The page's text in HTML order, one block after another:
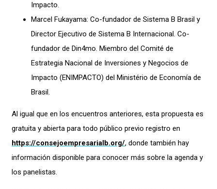
Impacto.
Marcel Fukayama: Co-fundador de Sistema B Brasil y
Director Ejecutivo de Sistema B Internacional. Co-
fundador de Din4mo. Miembro del Comité de
Estrategia Nacional de Inversiones y Negocios de
Impacto (ENIMPACTO) del Ministério de Economía de
Brasil.
Al igual que en los encuentros anteriores, esta propuesta es
gratuita y abierta para todo público previo registro en
https://consejoempresarialb.org/, donde también hay
información disponible para conocer más sobre la agenda y
los panelistas.